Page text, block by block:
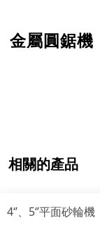
金屬圓鋸機
相關的產品
4‘’、5‘’平面砂輪機